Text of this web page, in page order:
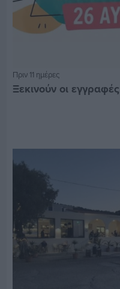
Πριν 11 ημέρες
Ξεκινούν οι